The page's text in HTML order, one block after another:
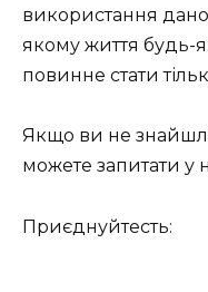
використання
якому життя будь-
повинне стати
Якщо ви не
можете запитати у
Приєднуйтесть: